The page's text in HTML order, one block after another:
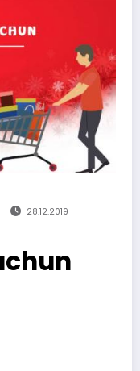
28.12.2019